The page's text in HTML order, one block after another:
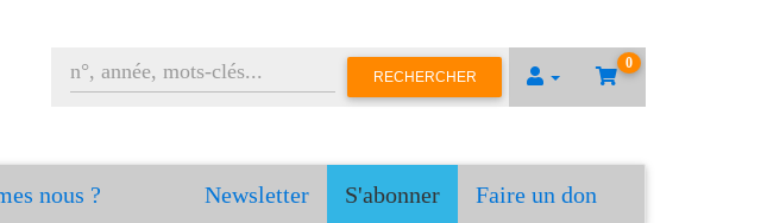
0
RECHERCHER
nous ? Newsletter S'abonner Faire un don